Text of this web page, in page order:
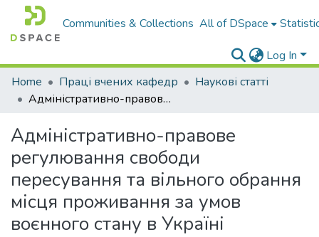
Communities & Collections All of DSpace
Log In
Home
Праці вчених кафедр
Наукові статті
Адміністративно-правове регулювання свободи пересування та вільного обрання місця проживання за умов воєнного стану в Україні
Адміністративно-правове
регулювання свободи
пересування та вільного обрання
місця проживання за умов
воєнного стану в Україні